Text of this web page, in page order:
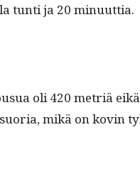
tun­ti ja 20
oli 420 metriä
mikä on kovin